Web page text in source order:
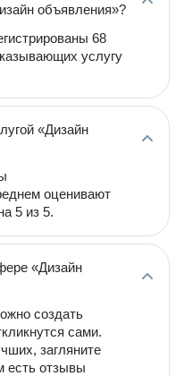
объявления»?
68
услугу
«Дизайн
оценивают
5 из 5.
«Дизайн
создать
сами.
загляните
есть отзывы